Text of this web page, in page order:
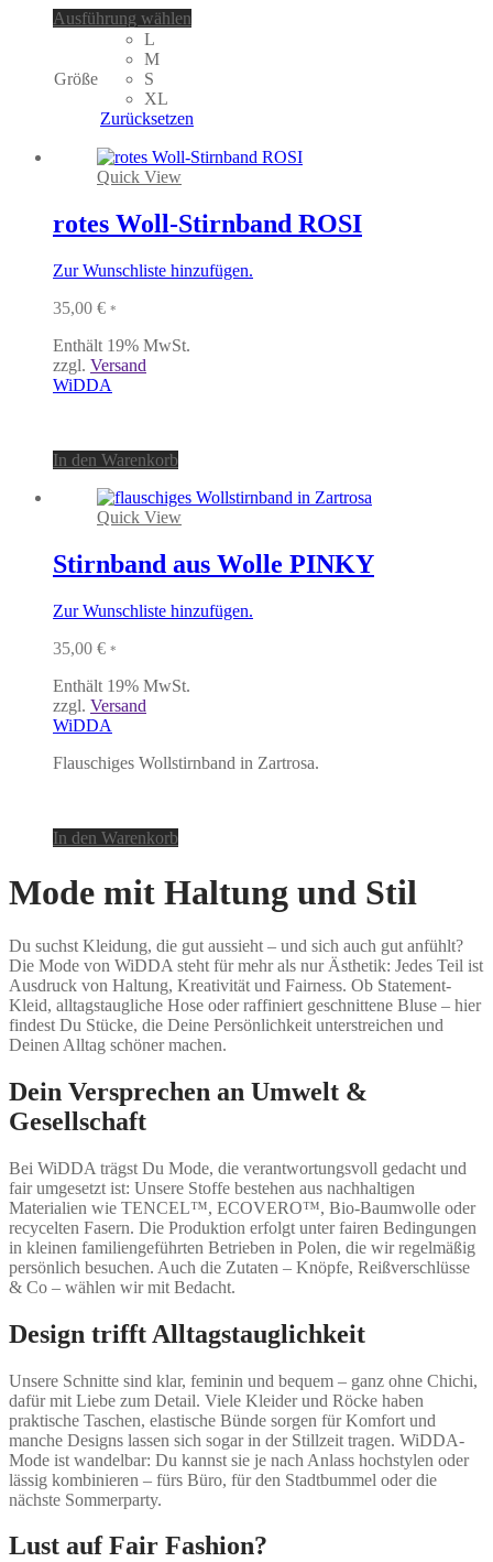
Ausführung wählen
auf.
Optionen
der
Produktseite
werden
Größe
L
M
S
XL
Zurücksetzen
Quick View
rotes Woll-Stirnband ROSI
Zur Wunschliste hinzufügen.
35,00 € *
Enthält 19% MwSt.
zzgl. Versand
WiDDA
In den Warenkorb
Quick View
Stirnband aus Wolle PINKY
Zur Wunschliste hinzufügen.
35,00 € *
Enthält 19% MwSt.
zzgl. Versand
WiDDA
Flauschiges Wollstirnband in Zartrosa.
In den Warenkorb
Mode mit Haltung und Stil
Du suchst Kleidung, die gut aussieht – und sich auch gut anfühlt?
Die Mode von WiDDA steht für mehr als nur Ästhetik: Jedes Teil ist
Ausdruck von Haltung, Kreativität und Fairness. Ob Statement-
Kleid, alltagstaugliche Hose oder raffiniert geschnittene Bluse – hier
findest Du Stücke, die Deine Persönlichkeit unterstreichen und
Deinen Alltag schöner machen.
Dein Versprechen an Umwelt &
Gesellschaft
Bei WiDDA trägst Du Mode, die verantwortungsvoll gedacht und
fair umgesetzt ist: Unsere Stoffe bestehen aus nachhaltigen
Materialien wie TENCEL™, ECOVERO™, Bio-Baumwolle oder
recycelten Fasern. Die Produktion erfolgt unter fairen Bedingungen
in kleinen familiengeführten Betrieben in Polen, die wir regelmäßig
persönlich besuchen. Auch die Zutaten – Knöpfe, Reißverschlüsse
& Co – wählen wir mit Bedacht.
Design trifft Alltagstauglichkeit
Unsere Schnitte sind klar, feminin und bequem – ganz ohne Chichi,
dafür mit Liebe zum Detail. Viele Kleider und Röcke haben
praktische Taschen, elastische Bünde sorgen für Komfort und
manche Designs lassen sich sogar in der Stillzeit tragen. WiDDA-
Mode ist wandelbar: Du kannst sie je nach Anlass hochstylen oder
lässig kombinieren – fürs Büro, für den Stadtbummel oder die
nächste Sommerparty.
Lust auf Fair Fashion?